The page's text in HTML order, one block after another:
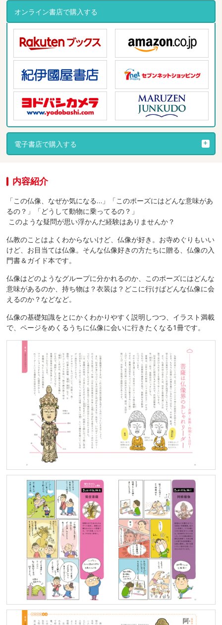
オンライン書店で購入する
電子書店で購入する
内容紹介
「この仏像、なぜか気になる…」「このポーズにはどんな意味があ
るの？」「どうして動物に乗ってるの？」
このような疑問が思い浮かんだ経験はありませんか？
仏教のことはよくわからないけど、仏像が好き。お寺めぐりもいい
けど、お目当ては仏像。そんな仏像好きの方たちに贈る、仏像の入
門書＆ガイド本です。
仏像はどのようなグループに分かれるのか、このポーズにはどんな
意味があるのか、持ち物は？衣装は？どこに行けばどんな仏像に会
えるのか？などなど。
仏像の基礎知識をとにかくわかりやすく説明しつつ、イラスト満載
で、ページをめくるうちに仏像に会いに行きたくなる1冊です。